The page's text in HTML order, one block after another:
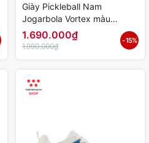
Giày Pickleball Nam
Jogarbola Vortex màu
"Grey/White" JG-VORTEX-03
- Hàng Chính Hãng
1.690.000₫
1.990.000₫
- 15%